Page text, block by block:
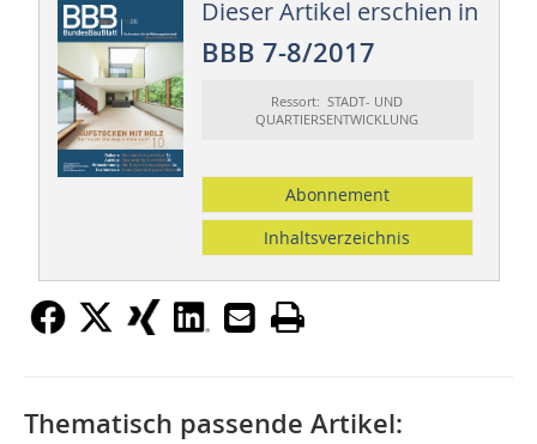
Dieser Artikel erschien in
BBB 7-8/2017
Ressort: STADT- UND
QUARTIERSENTWICKLUNG
Abonnement
Inhaltsverzeichnis
Thematisch passende Artikel: